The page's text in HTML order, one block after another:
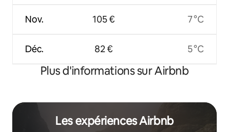
Nov.
Déc.
105 €
82 €
7 °C
5 °C
Plus d'informations sur Airbnb
Les expériences Airbnb